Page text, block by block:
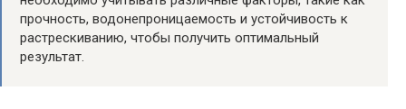
прочность, водонепроницаемость и устойчивость к
растрескиванию, чтобы получить оптимальный
результат.